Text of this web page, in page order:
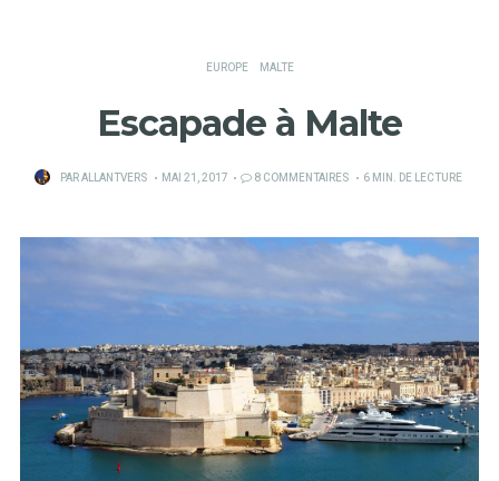
EUROPE MALTE
Escapade à Malte
PARALLANTVERS
PUBLIÉ
MAI 21, 2017 8 COMMENTAIRES 6 MIN. DE LECTURE